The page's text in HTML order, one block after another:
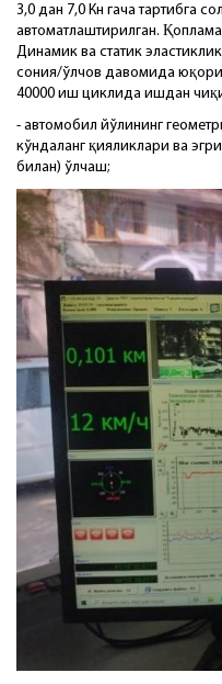
3,0 дан 7,0 Кн гача тартибга
автоматлаштирилган.
Динамик ва статик
сония/ўлчов давомида
40000 иш циклида ишдан
- автомобил йўлининг
кўндаланг қияликлари ва
билан) ўлчаш;